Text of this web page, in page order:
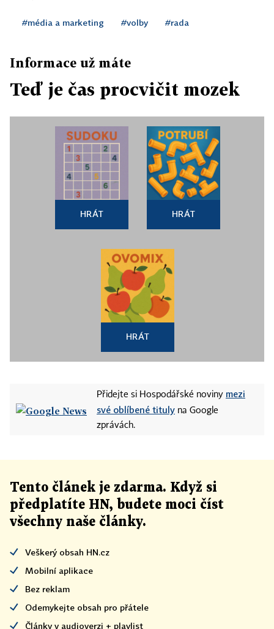
#média a marketing #volby #rada
Informace už máte
Teď je čas procvičit mozek
HRÁT HRÁT
HRÁT
Přidejte si Hospodářské noviny mezi
své oblíbené tituly na Google
zprávách.
Tento článek je zdarma. Když si
předplatíte HN, budete moci číst
všechny naše články.
Veškerý obsah HN.cz
Mobilní aplikace
Bez reklam
Odemykejte obsah pro přátele
Články v audioverzi + playlist